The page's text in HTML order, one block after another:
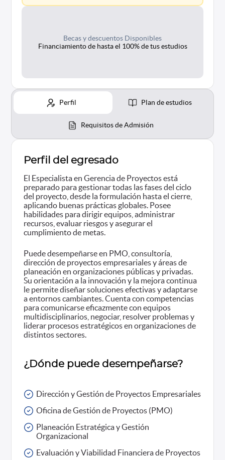
Becas y descuentos Disponibles
Financiamiento de hasta el 100% de tus estudios
Perfil Plan de estudios
Requisitos de Admisión
Perfil del egresado
El Especialista en Gerencia de Proyectos está
preparado para gestionar todas las fases del ciclo
del proyecto, desde la formulación hasta el cierre,
aplicando buenas prácticas globales. Posee
habilidades para dirigir equipos, administrar
recursos, evaluar riesgos y asegurar el
cumplimiento de metas.
Puede desempeñarse en PMO, consultoría,
dirección de proyectos empresariales y áreas de
planeación en organizaciones públicas y privadas.
Su orientación a la innovación y la mejora continua
le permite diseñar soluciones efectivas y adaptarse
a entornos cambiantes. Cuenta con competencias
para comunicarse eficazmente con equipos
multidisciplinarios, negociar, resolver problemas y
liderar procesos estratégicos en organizaciones de
distintos sectores.
¿Dónde puede desempeñarse?
Dirección y Gestión de Proyectos Empresariales
Oficina de Gestión de Proyectos (PMO)
Planeación Estratégica y Gestión
Organizacional
Evaluación y Viabilidad Financiera de Proyectos